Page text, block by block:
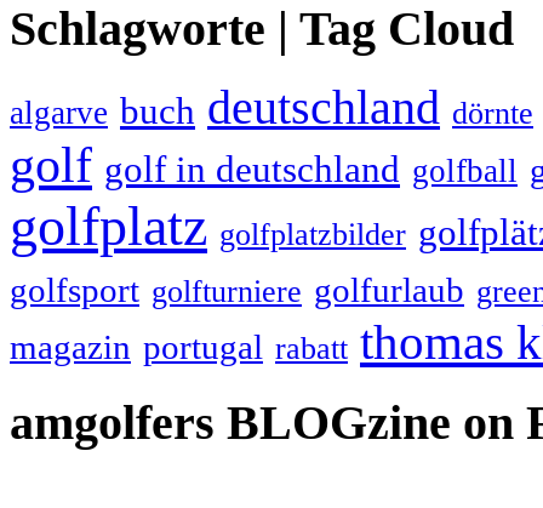
Schlagworte | Tag Cloud
algarve buch deutschland dörnte
golf golf in deutschland golfball
golfplatz golfplatzbilder
golfsport golfturniere golfurlaub
magazin portugal rabatt thomas
amgolfers BLOGzine on